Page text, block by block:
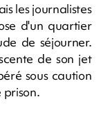
les journalistes
d'un quartier
de séjourner.
de son jet
sous caution
prison.